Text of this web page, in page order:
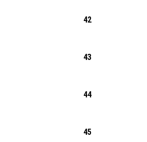
42
43
44
45